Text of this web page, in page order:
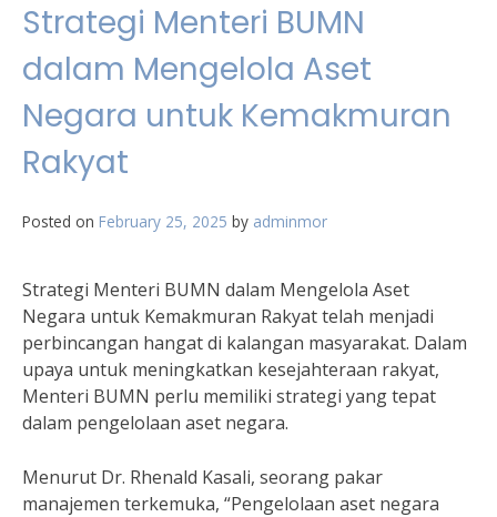
Strategi Menteri BUMN
dalam Mengelola Aset
Negara untuk Kemakmuran
Rakyat
Posted on February 25, 2025 by adminmor
Strategi Menteri BUMN dalam Mengelola Aset
Negara untuk Kemakmuran Rakyat telah menjadi
perbincangan hangat di kalangan masyarakat. Dalam
upaya untuk meningkatkan kesejahteraan rakyat,
Menteri BUMN perlu memiliki strategi yang tepat
dalam pengelolaan aset negara.
Menurut Dr. Rhenald Kasali, seorang pakar
manajemen terkemuka, “Pengelolaan aset negara